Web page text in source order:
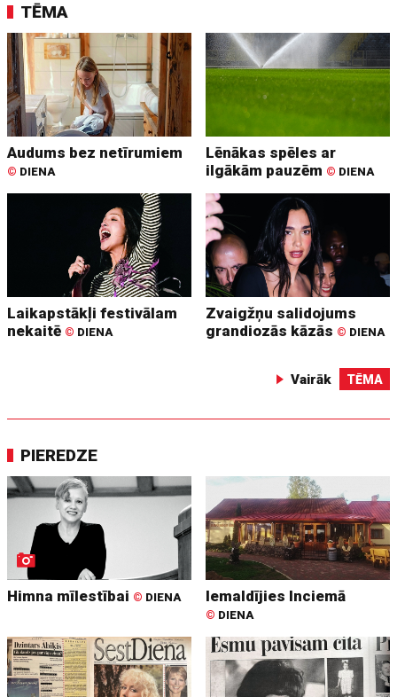
TĒMA
Audums bez netīrumiem
© DIENA
Lēnākas spēles ar
ilgākām pauzēm © DIENA
Laikapstākļi festivālam
nekaitē © DIENA
Zvaigžņu salidojums
grandiozās kāzās © DIENA
Vairāk TĒMA
PIEREDZE
Himna mīlestībai © DIENA Iemaldījies Inciemā
© DIENA